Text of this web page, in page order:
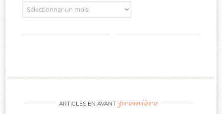
Archives
ARTICLES EN AVANT première